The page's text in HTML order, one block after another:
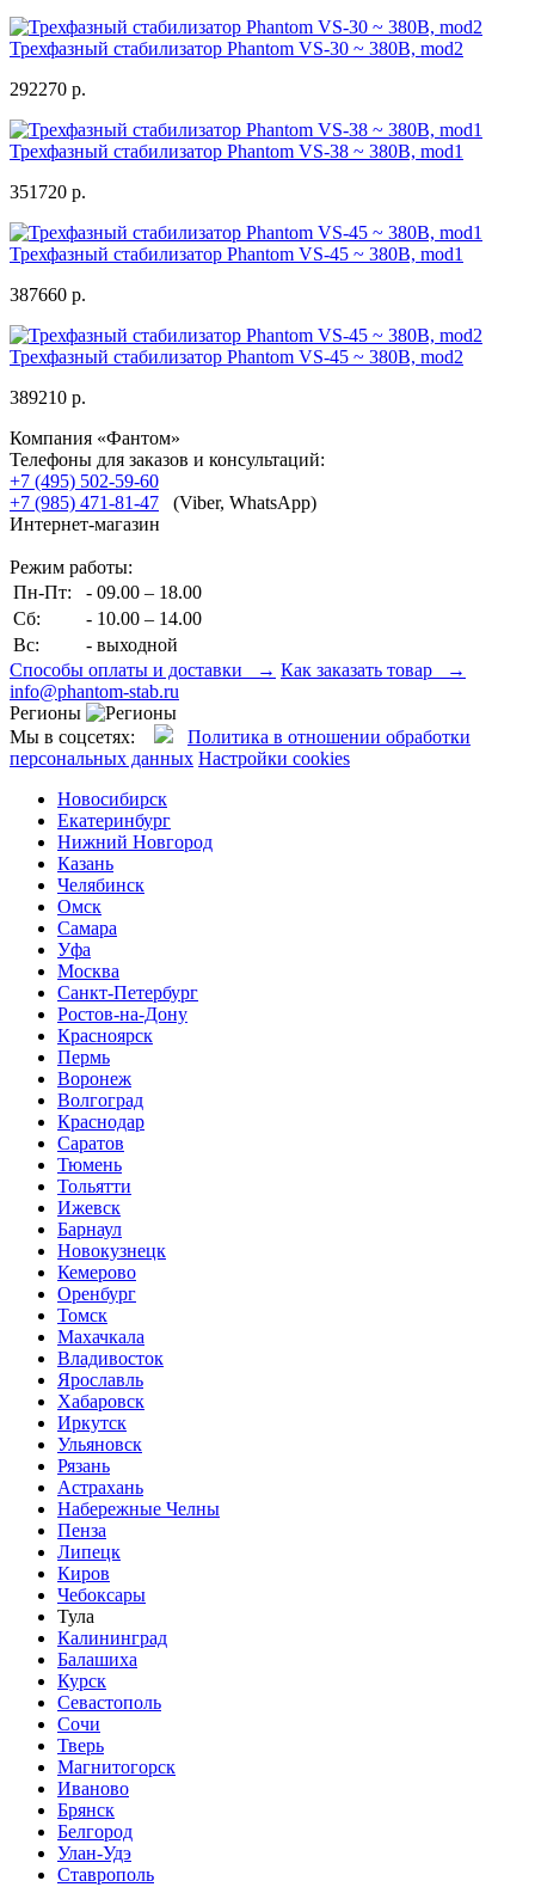
Трехфазный стабилизатор Phantom VS-30 ~ 380В, mod2
292270 р.
Трехфазный стабилизатор Phantom VS-38 ~ 380В, mod1
351720 р.
Трехфазный стабилизатор Phantom VS-45 ~ 380В, mod1
387660 р.
Трехфазный стабилизатор Phantom VS-45 ~ 380В, mod2
389210 р.
Компания «Фантом»
Телефоны для заказов и консультаций:
+7 (495) 502-59-60
+7 (985) 471-81-47 (Viber, WhatsApp)
Интернет-магазин
Режим работы:
Пн-Пт:
- 09.00 – 18.00
Сб:
- 10.00 – 14.00
Вс:
- выходной
Способы оплаты и доставки → Как заказать товар →
info@phantom-stab.ru
Регионы
Мы в соцсетях:
Политика в отношении обработки
персональных данных Настройки cookies
Новосибирск
Екатеринбург
Нижний Новгород
Казань
Челябинск
Омск
Самара
Уфа
Москва
Санкт-Петербург
Ростов-на-Дону
Красноярск
Пермь
Воронеж
Волгоград
Краснодар
Саратов
Тюмень
Тольятти
Ижевск
Барнаул
Новокузнецк
Кемерово
Оренбург
Томск
Махачкала
Владивосток
Ярославль
Хабаровск
Иркутск
Ульяновск
Рязань
Астрахань
Набережные Челны
Пенза
Липецк
Киров
Чебоксары
Тула
Калининград
Балашиха
Курск
Севастополь
Сочи
Тверь
Магнитогорск
Иваново
Брянск
Белгород
Улан-Удэ
Ставрополь